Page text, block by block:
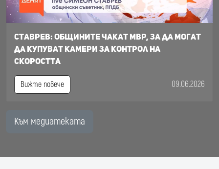
Ставрев: общините чакат МВР, за да могат
да купуват камери за контрол на
скоростта
Вижте повече 09.06.2026
Към медиатеката